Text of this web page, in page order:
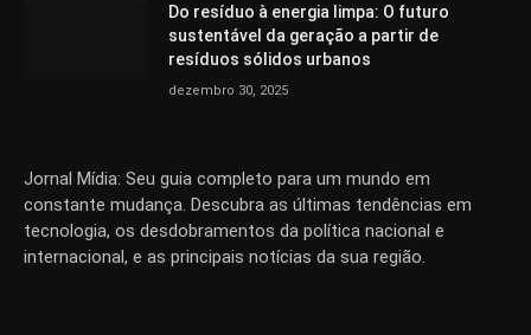
Do resíduo à energia limpa: O futuro
sustentável da geração a partir de
resíduos sólidos urbanos
dezembro 30, 2025
Jornal Mídia: Seu guia completo para um mundo em
constante mudança. Descubra as últimas tendências em
tecnologia, os desdobramentos da política nacional e
internacional, e as principais notícias da sua região.